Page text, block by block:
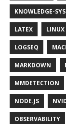
KNOWLEDGE-
LATEX LINUX
LOGSEQ
MARKDOWN
MMDETECTION
NODE.JS
OBSERVABILITY